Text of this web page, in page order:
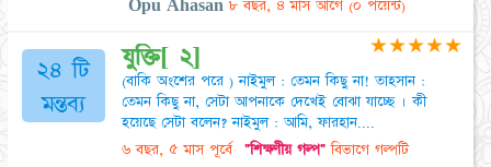
Opu Ahasan ৮ বছর, ৪ মাস আগে (০ পয়েন্ট)
২৪ টি
মন্তব্য
যুক্তি[ ২]
(বাকি অংশের পরে ) নাইমুল : তেমন কিছু না! তাহসান :
তেমন কিছু না, সেটা আপনাকে দেখেই বোঝা যাচ্ছে । কী
হয়েছে সেটা বলেন? নাইমুল : আমি, ফারহান....
৬ বছর, ৫ মাস পূর্বে "শিক্ষণীয় গল্প"বিভাগে গল্পটি
★★★★★